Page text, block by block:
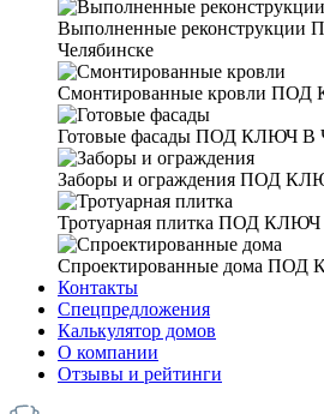
Выполненные реконструкции
Челябинске
Смонтированные кровли ПОД
Готовые фасады ПОД КЛЮЧ В
Заборы и ограждения ПОД
Тротуарная плитка ПОД КЛЮЧ
Спроектированные дома ПОД
Контакты
Спецпредложения
Калькулятор домов
О компании
Отзывы и рейтинги